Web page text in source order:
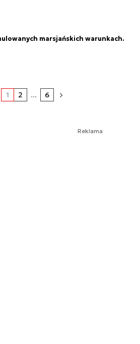
marsjańskich warunkach.
1 2 ... 6
Reklama